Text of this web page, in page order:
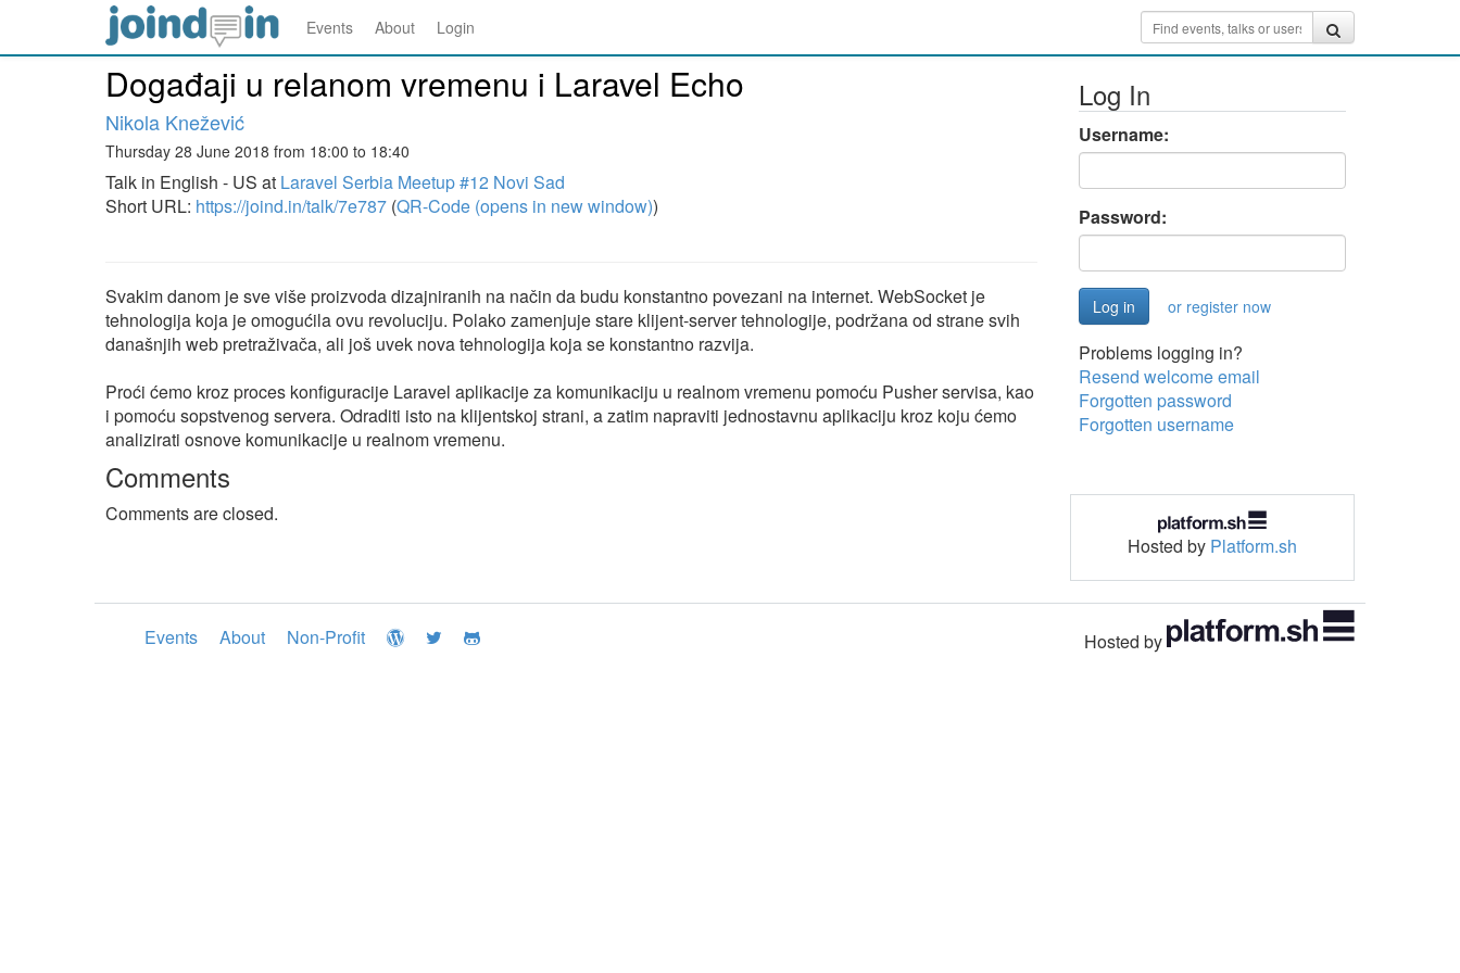
Events About Login
Događaji u relanom vremenu i Laravel Echo
Nikola Knežević
Thursday 28 June 2018 from 18:00 to 18:40
Talk in English - US at Laravel Serbia Meetup #12 Novi Sad
Short URL: https://joind.in/talk/7e787 (QR-Code (opens in new window))
Svakim danom je sve više proizvoda dizajniranih na način da budu konstantno povezani na internet. WebSocket je
tehnologija koja je omogućila ovu revoluciju. Polako zamenjuje stare klijent-server tehnologije, podržana od strane svih
današnjih web pretraživača, ali još uvek nova tehnologija koja se konstantno razvija.
Proći ćemo kroz proces konfiguracije Laravel aplikacije za komunikaciju u realnom vremenu pomoću Pusher servisa, kao
i pomoću sopstvenog servera. Odraditi isto na klijentskoj strani, a zatim napraviti jednostavnu aplikaciju kroz koju ćemo
analizirati osnove komunikacije u realnom vremenu.
Comments
Comments are closed.
Log In
Username:
Password:
or register now
Problems logging in?
Resend welcome email
Forgotten password
Forgotten username
Hosted by Platform.sh
Events About Non-Profit Hosted by